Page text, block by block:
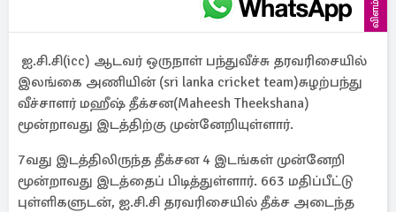
ஐ.சி.சி(icc) ஆடவர் ஒருநாள் பந்துவீச்சு தரவரிசையில்
இலங்கை அணியின் (sri lanka cricket team)சுழற்பந்து
வீச்சாளர் மஹீஷ் தீக்சன(Maheesh Theekshana)
மூன்றாவது இடத்திற்கு முன்னேறியுள்ளார்.
7வது இடத்திலிருந்த தீக்சன 4 இடங்கள் முன்னேறி
மூன்றாவது இடத்தைப் பிடித்துள்ளார். 663 மதிப்பீட்டு
புள்ளிகளுடன், ஐ.சி.சி தரவரிசையில் தீக்ச அடைந்த